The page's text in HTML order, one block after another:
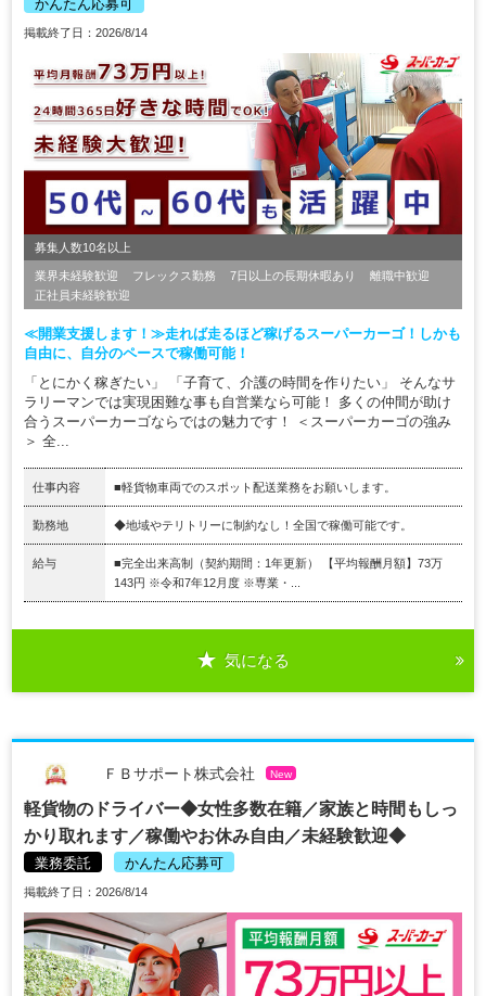
かんたん応募可
掲載終了日：2026/8/14
募集人数10名以上
業界未経験歓迎 フレックス勤務 7日以上の長期休暇あり
離職中歓迎
正社員未経験歓迎
≪開業支援します！≫走れば走るほど稼げるスーパーカーゴ！しかも
自由に、自分のペースで稼働可能！
「とにかく稼ぎたい」 「子育て、介護の時間を作りたい」 そんなサ
ラリーマンでは実現困難な事も自営業なら可能！ 多くの仲間が助け
合うスーパーカーゴならではの魅力です！ ＜スーパーカーゴの強み
＞ 全...
仕事内容 ■軽貨物車両でのスポット配送業務をお願いします。
勤務地 ◆地域やテリトリーに制約なし！全国で稼働可能です。
給与
■完全出来高制（契約期間：1年更新） 【平均報酬月額】73万
143円 ※令和7年12月度 ※専業・...
気になる
ＦＢサポート株式会社 New
軽貨物のドライバー◆女性多数在籍／家族と時間もしっ
かり取れます／稼働やお休み自由／未経験歓迎◆
業務委託 かんたん応募可
掲載終了日：2026/8/14